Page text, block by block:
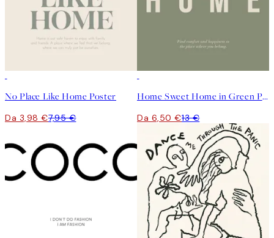
No Place Like Home Poster
Da 3,98 €7,95 €
Home Sweet Home in Green Poster
Da 6,50 €13 €